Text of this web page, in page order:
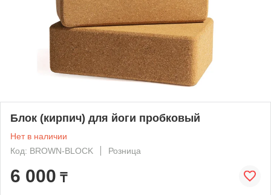
Блок (кирпич) для йоги пробковый
Нет в наличии
Код: BROWN-BLOCK
Розница
6 000 ₸